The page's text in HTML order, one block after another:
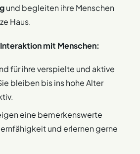
und begleiten ihre Menschen
Haus​​​​.
mit Menschen:
für ihre verspielte und aktive
bleiben bis ins hohe Alter
eine bemerkenswerte
und erlernen gerne